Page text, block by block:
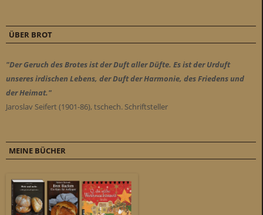
ÜBER BROT
"Der Geruch des Brotes ist der Duft aller Düfte. Es ist der Urduft
unseres irdischen Lebens, der Duft der Harmonie, des Friedens und
der Heimat."
Jaroslav Seifert (1901-86), tschech. Schriftsteller
MEINE BÜCHER